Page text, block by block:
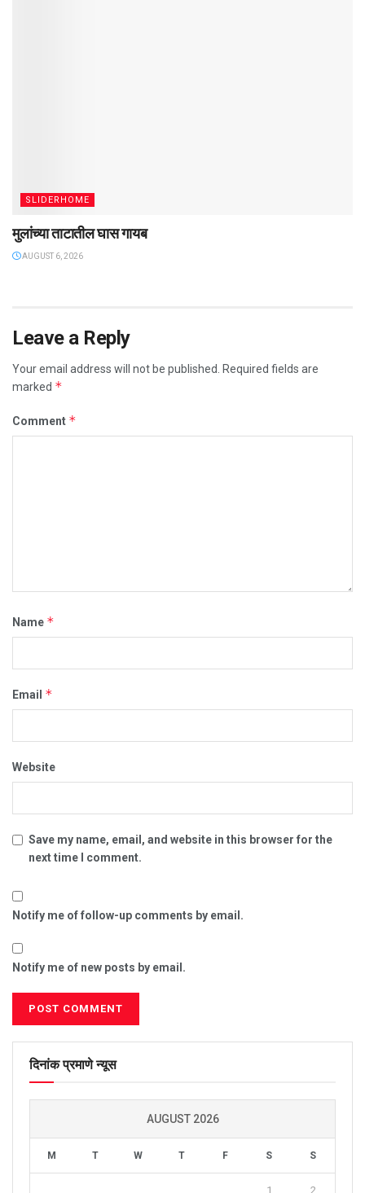
SLIDERHOME
मुलांच्या ताटातील घास गायब
AUGUST 6, 2026
Leave a Reply
Your email address will not be published. Required fields are
marked *
Comment *
Name *
Email *
Website
Save my name, email, and website in this browser for the
next time I comment.
Notify me of follow-up comments by email.
Notify me of new posts by email.
दिनांक प्रमाणे न्यूस
AUGUST 2026
M T W T F S S
1 2